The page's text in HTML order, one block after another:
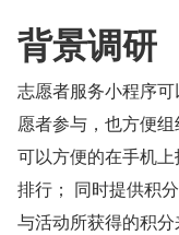
背景调研
志愿者服务小程序
愿者参与，也方便
可以方便的在手机
排行； 同时提供积
与活动所获得的积